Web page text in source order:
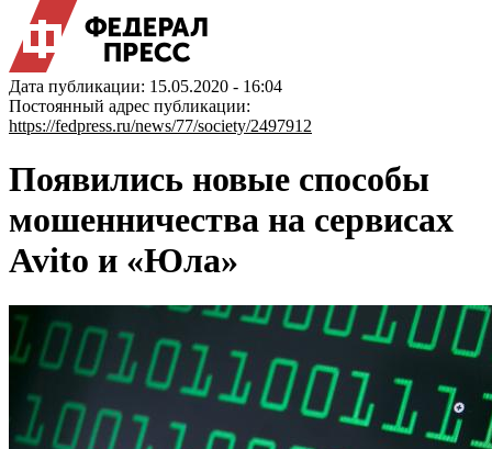
Дата публикации: 15.05.2020 - 16:04
Постоянный адрес публикации:
https://fedpress.ru/news/77/society/2497912
Появились новые способы
мошенничества на сервисах
Avito и «Юла»